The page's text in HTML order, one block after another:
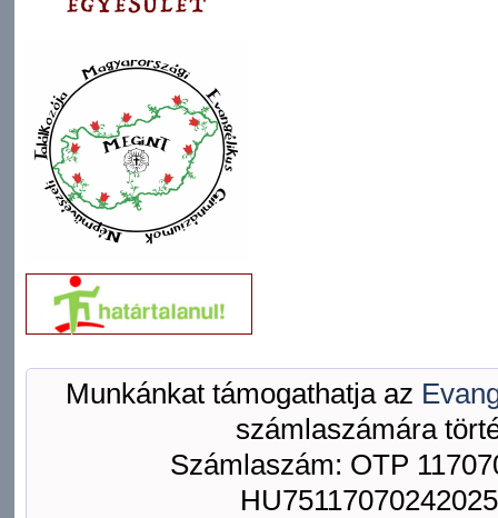
Munkánkat támogathatja az
számlaszámára
Számlaszám: OTP